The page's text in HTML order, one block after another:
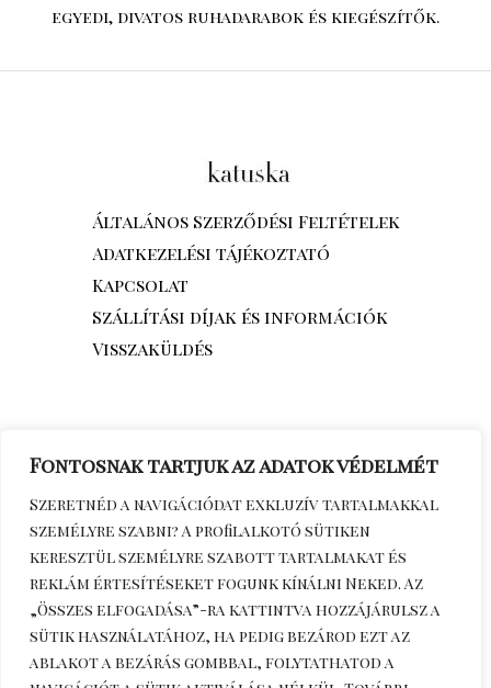
Fontosnak tartjuk az adatok védelmét
Szeretnéd a navigációdat exkluzív tartalmakkal
személyre szabni? A profilalkotó sütiken
keresztül személyre szabott tartalmakat és
reklám értesítéseket fogunk kínálni Neked. Az
„Összes elfogadása”-ra kattintva hozzájárulsz a
sütik használatához, ha pedig bezárod ezt az
ablakot a bezárás gombbal, folytathatod a
egyedi, divatos ruhadarabok és kiegészítők.
Általános Szerződési Feltételek
Adatkezelési tájékoztató
Kapcsolat
Szállítási díjak és információk
Visszaküldés
Érdeklődöm telefonon+36306270964